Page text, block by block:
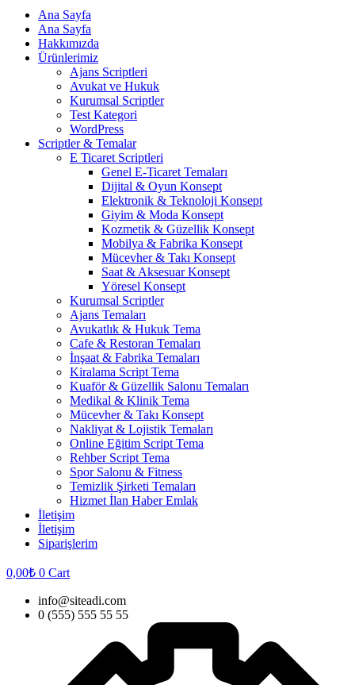
Ana Sayfa
Ana Sayfa
Hakkımızda
Ürünlerimiz
Ajans Scriptleri
Avukat ve Hukuk
Kurumsal Scriptler
Test Kategori
WordPress
Scriptler & Temalar
E Ticaret Scriptleri
Genel E-Ticaret Temaları
Dijital & Oyun Konsept
Elektronik & Teknoloji Konsept
Giyim & Moda Konsept
Kozmetik & Güzellik Konsept
Mobilya & Fabrika Konsept
Mücevher & Takı Konsept
Saat & Aksesuar Konsept
Yöresel Konsept
Kurumsal Scriptler
Ajans Temaları
Avukatlık & Hukuk Tema
Cafe & Restoran Temaları
İnşaat & Fabrika Temaları
Kiralama Script Tema
Kuaför & Güzellik Salonu Temaları
Medikal & Klinik Tema
Mücevher & Takı Konsept
Nakliyat & Lojistik Temaları
Online Eğitim Script Tema
Rehber Script Tema
Spor Salonu & Fitness
Temizlik Şirketi Temaları
Hizmet İlan Haber Emlak
İletişim
İletişim
Siparişlerim
0,00₺ 0 Cart
info@siteadi.com
0 (555) 555 55 55